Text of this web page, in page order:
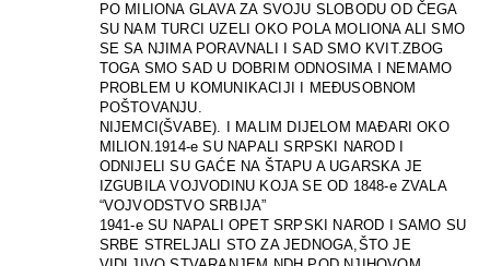
PO MILIONA GLAVA ZA SVOJU SLOBODU OD ČEGA
SU NAM TURCI UZELI OKO POLA MOLIONA ALI SMO
SE SA NJIMA PORAVNALI I SAD SMO KVIT.ZBOG
TOGA SMO SAD U DOBRIM ODNOSIMA I NEMAMO
PROBLEM U KOMUNIKACIJI I MEĐUSOBNOM
POŠTOVANJU.
NIJEMCI(ŠVABE). I MALIM DIJELOM MAĐARI OKO
MILION.1914-e SU NAPALI SRPSKI NAROD I
ODNIJELI SU GAĆE NA ŠTAPU A UGARSKA JE
IZGUBILA VOJVODINU KOJA SE OD 1848-e ZVALA
“VOJVODSTVO SRBIJA”
1941-e SU NAPALI OPET SRPSKI NAROD I SAMO SU
SRBE STRELJALI STO ZA JEDNOGA,ŠTO JE